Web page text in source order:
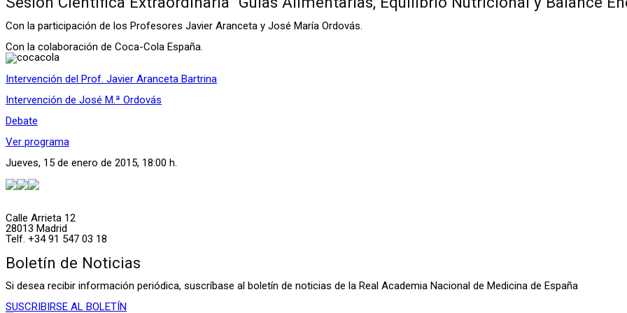
Con la participación de los Profesores Javier Aranceta y José María Ordovás.
Con la colaboración de Coca-Cola España.
Intervención del Prof. Javier Aranceta Bartrina
Intervención de José M.ª Ordovás
Debate
Ver programa
Jueves, 15 de enero de 2015, 18:00 h.
Calle Arrieta 12
28013 Madrid
Telf. +34 91 547 03 18
Boletín de Noticias
Si desea recibir información periódica, suscríbase al boletín de noticias de la Real Academia Nacional de Medicina de España
SUSCRIBIRSE AL BOLETÍN